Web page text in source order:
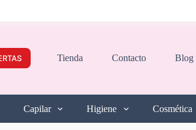
Tienda Contacto Blog
Capilar Higiene Cosmética